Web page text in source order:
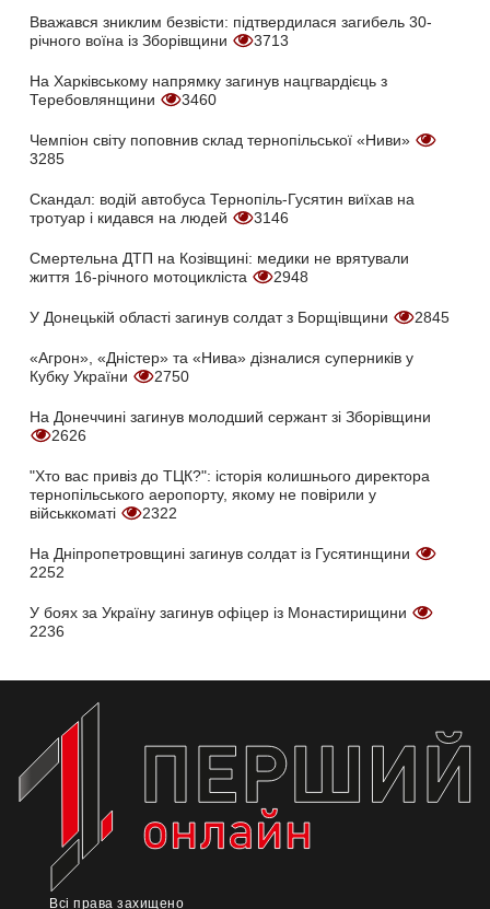
Вважався зниклим безвісти: підтвердилася загибель 30-
річного воїна із Зборівщини
3713
На Харківському напрямку загинув нацгвардієць з
Теребовлянщини
3460
Чемпіон світу поповнив склад тернопільської «Ниви»
3285
Скандал: водій автобуса Тернопіль-Гусятин виїхав на
тротуар і кидався на людей
3146
Смертельна ДТП на Козівщині: медики не врятували
життя 16-річного мотоцикліста
2948
У Донецькій області загинув солдат з Борщівщини 2845
«Агрон», «Дністер» та «Нива» дізналися суперників у
Кубку України
2750
На Донеччині загинув молодший сержант зі Зборівщини
2626
"Хто вас привіз до ТЦК?": історія колишнього директора
тернопільського аеропорту, якому не повірили у
військкоматі
2322
На Дніпропетровщині загинув солдат із Гусятинщини
2252
У боях за Україну загинув офіцер із Монастирищини
2236
Всі права захищено